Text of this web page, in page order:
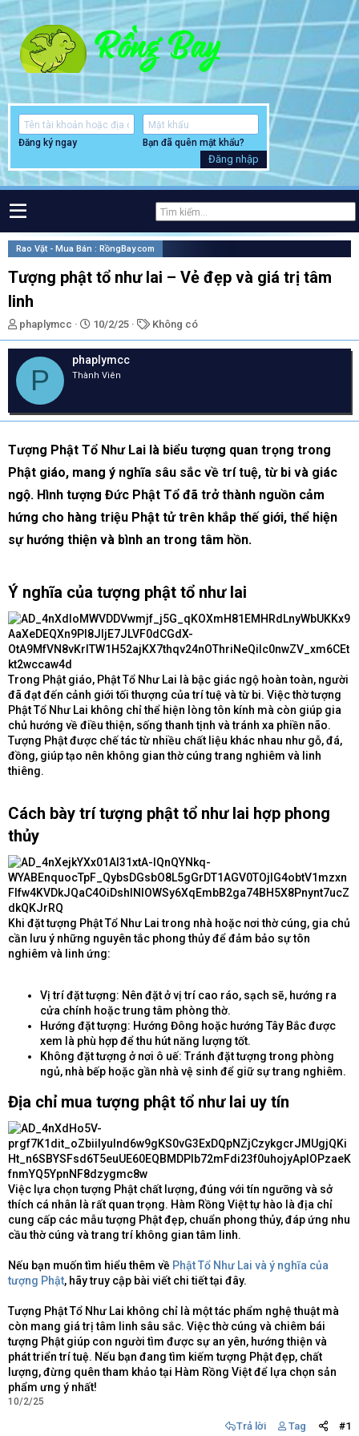
Đăng ký ngay Bạn đã quên mật khẩu?
Đăng nhập
Rao Vặt - Mua Bán : RồngBay.com
Tượng phật tổ như lai – Vẻ đẹp và giá trị tâm
linh
T
h
r
e
d
s
t
r
t
r
phaplymcc
N
g
à
y
g
i
10/2/25
T
ừ
k
Không có
P
phaplymcc
Thành Viên
Tượng Phật Tổ Như Lai là biểu tượng quan trọng trong
Phật giáo, mang ý nghĩa sâu sắc về trí tuệ, từ bi và giác
ngộ. Hình tượng Đức Phật Tổ đã trở thành nguồn cảm
hứng cho hàng triệu Phật tử trên khắp thế giới, thể hiện
sự hướng thiện và bình an trong tâm hồn.
Ý nghĩa của tượng phật tổ như lai​
Trong Phật giáo, Phật Tổ Như Lai là bậc giác ngộ hoàn toàn, người
đã đạt đến cảnh giới tối thượng của trí tuệ và từ bi. Việc thờ tượng
Phật Tổ Như Lai không chỉ thể hiện lòng tôn kính mà còn giúp gia
chủ hướng về điều thiện, sống thanh tịnh và tránh xa phiền não.
Tượng Phật được chế tác từ nhiều chất liệu khác nhau như gỗ, đá,
đồng, giúp tạo nên không gian thờ cúng trang nghiêm và linh
thiêng.
Cách bày trí tượng phật tổ như lai hợp phong
thủy​
Khi đặt tượng Phật Tổ Như Lai trong nhà hoặc nơi thờ cúng, gia chủ
cần lưu ý những nguyên tắc phong thủy để đảm bảo sự tôn
nghiêm và linh ứng:
Vị trí đặt tượng: Nên đặt ở vị trí cao ráo, sạch sẽ, hướng ra
cửa chính hoặc trung tâm phòng thờ.
Hướng đặt tượng: Hướng Đông hoặc hướng Tây Bắc được
xem là phù hợp để thu hút năng lượng tốt.
Không đặt tượng ở nơi ô uế: Tránh đặt tượng trong phòng
ngủ, nhà bếp hoặc gần nhà vệ sinh để giữ sự trang nghiêm.
Địa chỉ mua tượng phật tổ như lai uy tín​
Việc lựa chọn tượng Phật chất lượng, đúng với tín ngưỡng và sở
thích cá nhân là rất quan trọng. Hàm Rồng Việt tự hào là địa chỉ
cung cấp các mẫu tượng Phật đẹp, chuẩn phong thủy, đáp ứng nhu
cầu thờ cúng và trang trí không gian tâm linh.
Nếu bạn muốn tìm hiểu thêm về Phật Tổ Như Lai và ý nghĩa của
tượng Phật, hãy truy cập bài viết chi tiết tại đây.
Tượng Phật Tổ Như Lai không chỉ là một tác phẩm nghệ thuật mà
còn mang giá trị tâm linh sâu sắc. Việc thờ cúng và chiêm bái
tượng Phật giúp con người tìm được sự an yên, hướng thiện và
phát triển trí tuệ. Nếu bạn đang tìm kiếm tượng Phật đẹp, chất
lượng, đừng quên tham khảo tại Hàm Rồng Việt để lựa chọn sản
phẩm ưng ý nhất!
10/2/25
Trả lời Tag #1